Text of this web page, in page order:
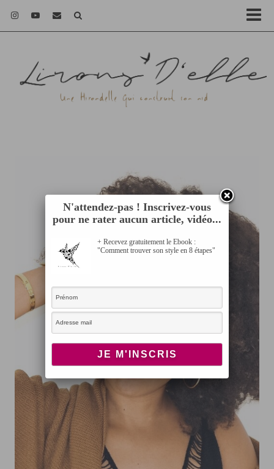
N'attendez-pas ! Inscrivez-vous
pour ne rater aucun article, vidéo...
+ Recevez gratuitement le Ebook :
"Comment trouver son style en 8 étapes"